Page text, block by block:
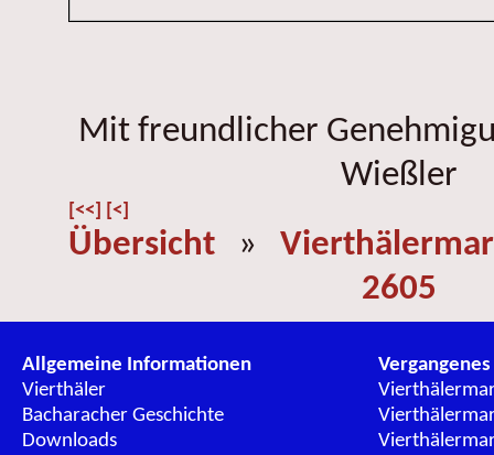
Mit freundlicher
Wießler
[<<] [<]
Übersicht »
2605
Allgemeine Informationen
Vierthäler
Bacharacher Geschichte
Downloads
Vergangenes